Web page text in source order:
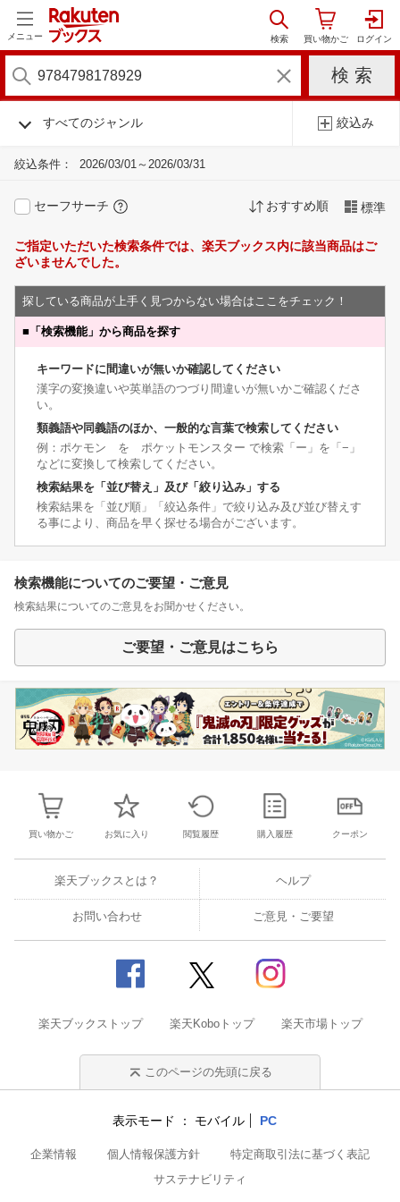
メニュー
すべてのジャンル 絞込み
絞込条件： 2026/03/01～2026/03/31
セーフサーチ おすすめ順 標準
ご指定いただいた検索条件では、楽天ブックス内に該当商品はご
ざいませんでした。
探している商品が上手く見つからない場合はここをチェック！
■ 「検索機能」から商品を探す
キーワードに間違いが無いか確認してください
漢字の変換違いや英単語のつづり間違いが無いかご確認くださ
い。
類義語や同義語のほか、一般的な言葉で検索してください
例：ポケモン を ポケットモンスター で検索「ー」を「−」
などに変換して検索してください。
検索結果を「並び替え」及び「絞り込み」する
検索結果を「並び順」「絞込条件」で絞り込み及び並び替えす
る事により、商品を早く探せる場合がございます。
検索機能についてのご要望・ご意見
検索結果についてのご意見をお聞かせください。
ご要望・ご意見はこちら
買い物かご お気に入り 閲覧履歴 購入履歴 クーポン
楽天ブックスとは？ ヘルプ
お問い合わせ ご意見・ご要望
楽天ブックストップ 楽天Koboトップ 楽天市場トップ
このページの先頭に戻る
表示モード モバイル PC
企業情報 個人情報保護方針
特定商取引法に基づく表記
サステナビリティ